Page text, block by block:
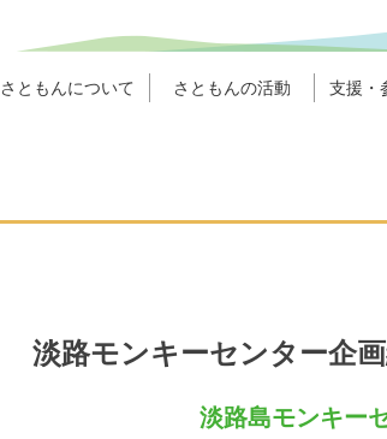
さともんについて さともんの活動 支援・
淡路モンキーセンター企
淡路島モンキー